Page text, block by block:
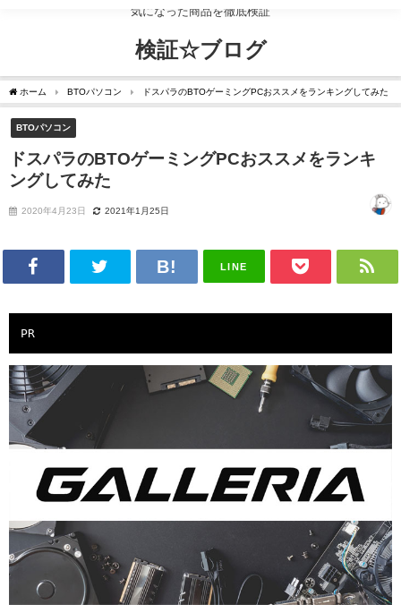
気になった商品を徹底検証
検証☆ブログ
ホーム BTOパソコン ドスパラのBTOゲーミングPCおススメをランキングしてみた
BTOパソコン
ドスパラのBTOゲーミングPCおススメをランキ
ングしてみた
2020年4月23日 2021年1月25日
LINE
PR